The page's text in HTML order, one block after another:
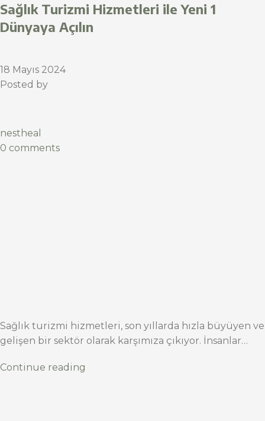
Sağlık Turizmi Hizmetleri ile Yeni 1
Dünyaya Açılın
18 Mayıs 2024
Posted by
nestheal
0 comments
Sağlık turizmi hizmetleri, son yıllarda hızla büyüyen ve
gelişen bir sektör olarak karşımıza çıkıyor. İnsanlar…
Continue reading